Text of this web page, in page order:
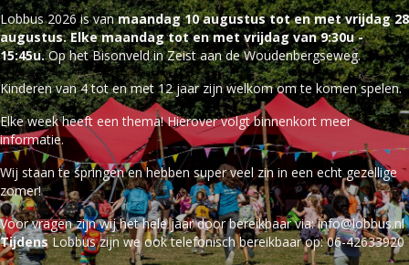
Lobbus 2026 is vanmaandag 10 augustus tot en met vrijdag 28
augustus. Elke maandag tot en met vrijdag van 9:30u -
15:45u.Op het Bisonveld in Zeist aan de Woudenbergseweg.
Kinderen van 4 tot en met 12 jaar zijn welkom om te komen spelen.
Elke week heeft een thema! Hierover volgt binnenkort meer
informatie.
Wij staan te springen en hebben super veel zin in een echt gezellige
zomer!
Voor vragen zijn wij het hele jaar door bereikbaar via:info@lobbus.nl
TijdensLobbus zijn we ook telefonisch bereikbaar op: 06-42633920